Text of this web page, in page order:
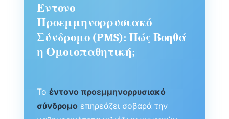
Έντονο
Προεμμηνορρυσιακό
Σύνδρομο (PMS): Πώς Βοηθά
η Ομοιοπαθητική;
Τοέντονο προεμμηνορρυσιακό
σύνδρομο επηρεάζει σοβαρά την